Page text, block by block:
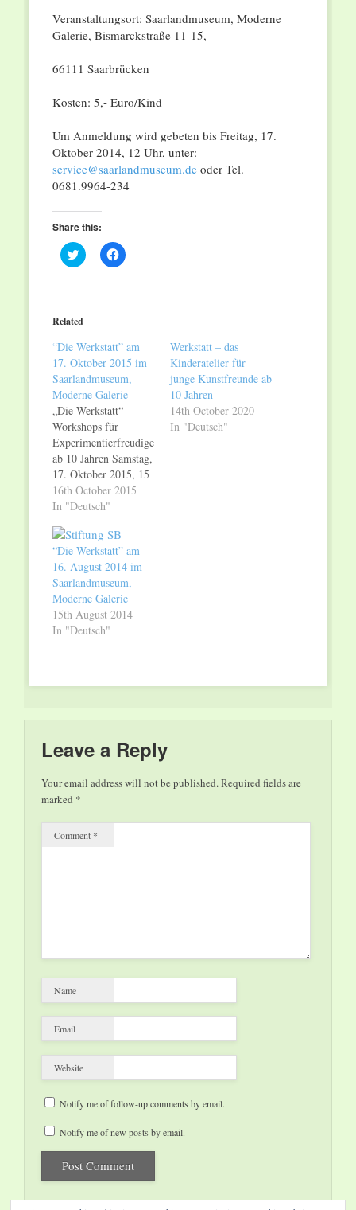
Veranstaltungsort: Saarlandmuseum, Moderne
Galerie, Bismarckstraße 11-15,
66111 Saarbrücken
Kosten: 5,- Euro/Kind
Um Anmeldung wird gebeten bis Freitag, 17.
Oktober 2014, 12 Uhr, unter:
service@saarlandmuseum.deoder Tel.
0681.9964-234
Share this:
Click
to
(Opens
in
new
Click
to
Related
“Die Werkstatt” am
17. Oktober 2015 im
Saarlandmuseum,
Moderne Galerie
„Die Werkstatt“ –
Workshops für
Experimentierfreudige
ab 10 Jahren Samstag,
17. Oktober 2015, 15
bis 17 Uhr
Aufgeklappt – Oskar
up-Karte Zum Auftakt
der Herbstferien heißt
es „Bühne frei!" im
Saarlandmuseum. Am
Samstag, 17. Oktober,
15 bis 17 Uhr, gibt es
für Kinder ab 10
16th October 2015
In "Deutsch"
Werkstatt – das
Kinderatelier für
junge Kunstfreunde ab
10 Jahren
14th October 2020
In "Deutsch"
“Die Werkstatt” am
16. August 2014 im
Saarlandmuseum,
Moderne Galerie
15th August 2014
In "Deutsch"
Leave a Reply
Your email address will not be published.Required fields are
marked *
Comment *
Name
Email
Website
Notify me of follow-up comments by email.
Notify me of new posts by email.